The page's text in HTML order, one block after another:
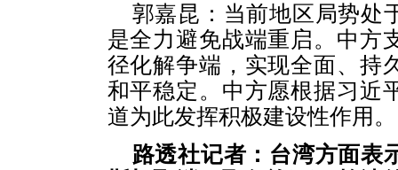
郭嘉昆：当前地区局势处
是全力避免战端重启。中方
径化解争端，实现全面、持
和平稳定。中方愿根据习近
道为此发挥积极建设性作用。
路透社记者：台湾方面表